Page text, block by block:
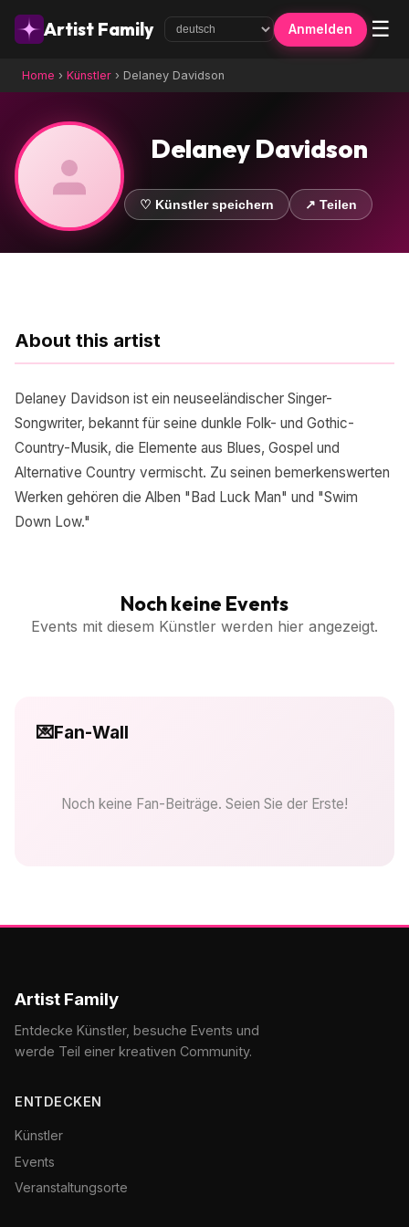
Artist Family Anmelden ☰
Home › Künstler › Delaney Davidson
Delaney Davidson
♡ Künstler speichern ↗ Teilen
About this artist
Delaney Davidson ist ein neuseeländischer Singer-
Songwriter, bekannt für seine dunkle Folk- und Gothic-
Country-Musik, die Elemente aus Blues, Gospel und
Alternative Country vermischt. Zu seinen bemerkenswerten
Werken gehören die Alben "Bad Luck Man" und "Swim
Down Low."
Noch keine Events
Events mit diesem Künstler werden hier angezeigt.
💌Fan-Wall
Noch keine Fan-Beiträge. Seien Sie der Erste!
Artist Family
Entdecke Künstler, besuche Events und
werde Teil einer kreativen Community.
ENTDECKEN
Künstler
Events
Veranstaltungsorte